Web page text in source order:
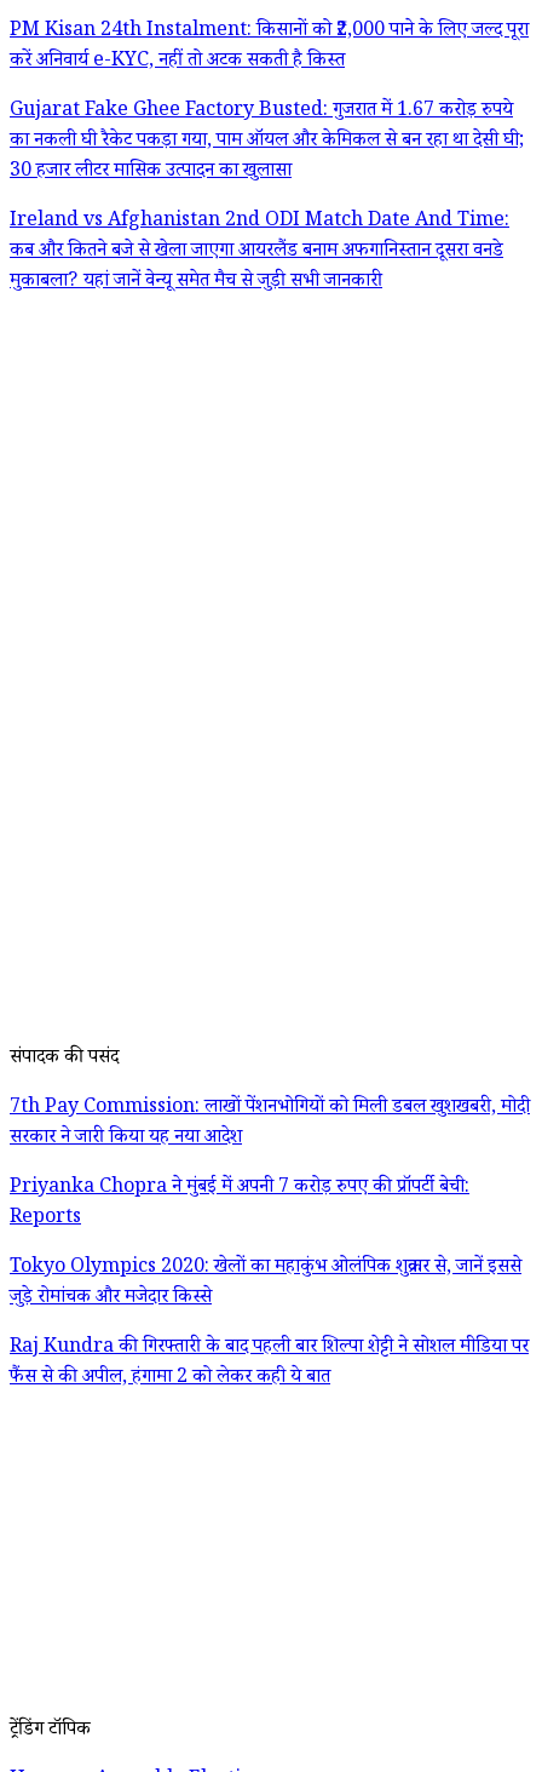
PM Kisan 24th Instalment: किसानों को ₹2,000 पाने के लिए जल्द पूरा
करें अनिवार्य e-KYC, नहीं तो अटक सकती है किस्त
Gujarat Fake Ghee Factory Busted: गुजरात में 1.67 करोड़ रुपये
का नकली घी रैकेट पकड़ा गया, पाम ऑयल और केमिकल से बन रहा था देसी घी;
30 हजार लीटर मासिक उत्पादन का खुलासा
Ireland vs Afghanistan 2nd ODI Match Date And Time:
कब और कितने बजे से खेला जाएगा आयरलैंड बनाम अफगानिस्तान दूसरा वनडे
मुकाबला? यहां जानें वेन्यू समेत मैच से जुड़ी सभी जानकारी
संपादक की पसंद
7th Pay Commission: लाखों पेंशनभोगियों को मिली डबल खुशखबरी, मोदी
सरकार ने जारी किया यह नया आदेश
Priyanka Chopra ने मुंबई में अपनी 7 करोड़ रुपए की प्रॉपर्टी बेची:
Reports
Tokyo Olympics 2020: खेलों का महाकुंभ ओलंपिक शुक्रवार से, जानें इससे
जुड़े रोमांचक और मजेदार किस्से
Raj Kundra की गिरफ्तारी के बाद पहली बार शिल्पा शेट्टी ने सोशल मीडिया पर
फैंस से की अपील, हंगामा 2 को लेकर कही ये बात
ट्रेंडिंग टॉपिक